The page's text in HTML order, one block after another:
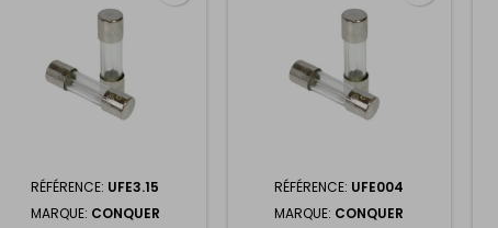
RÉFÉRENCE: UFE3.15
MARQUE: CONQUER
RÉFÉRENCE: UFE004
MARQUE: CONQUER